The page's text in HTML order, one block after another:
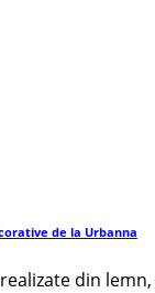
de la Urbanna
din